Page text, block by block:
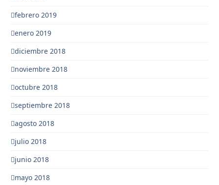
febrero 2019
enero 2019
diciembre 2018
noviembre 2018
octubre 2018
septiembre 2018
agosto 2018
julio 2018
junio 2018
mayo 2018